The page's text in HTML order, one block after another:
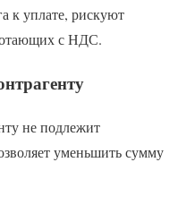
к уплате, рискуют
с НДС.
не подлежит
уменьшить сумму